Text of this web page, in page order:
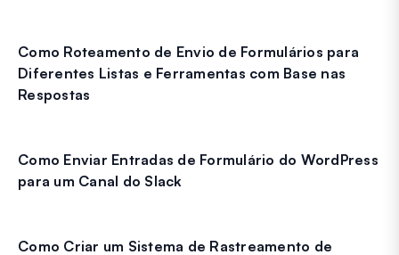
Como Roteamento de Envio de Formulários para
Diferentes Listas e Ferramentas com Base nas
Respostas
Como Enviar Entradas de Formulário do WordPress
para um Canal do Slack
Como Criar um Sistema de Rastreamento de